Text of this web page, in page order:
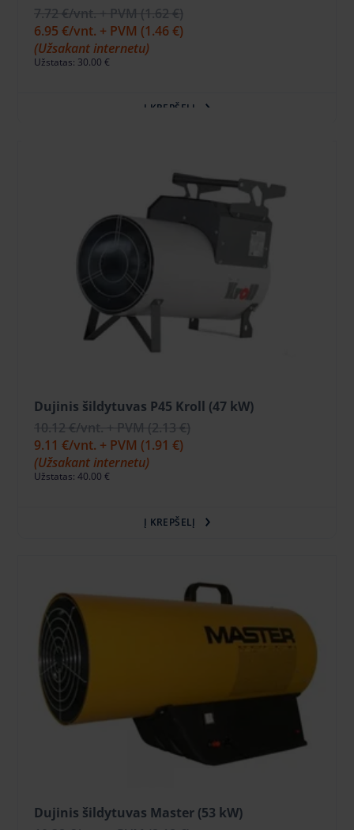
7.72 €/vnt. + PVM(1.62 €)
6.95 €/vnt. + PVM (1.46 €)
(Užsakant internetu)
Užstatas: 30.00 €
Į KREPŠELĮ
Dujinis šildytuvas P45 Kroll (47 kW)
10.12 €/vnt. + PVM(2.13 €)
9.11 €/vnt. + PVM (1.91 €)
(Užsakant internetu)
Užstatas: 40.00 €
Į KREPŠELĮ
Dujinis šildytuvas Master (53 kW)